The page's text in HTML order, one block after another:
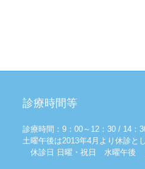
診療時間等
診療時間：9：00～12：30 / 14：
土曜午後は2013年4月より休診とし
休診日 日曜・祝日 水曜午後